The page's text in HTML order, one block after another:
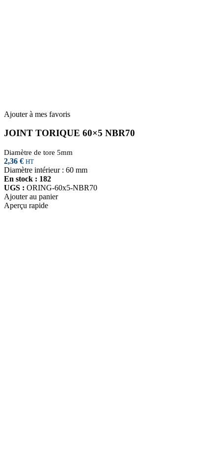
Ajouter à mes favoris
JOINT TORIQUE 60×5 NBR70
Diamètre de tore 5mm
2,36 € HT
Diamètre intérieur : 60 mm
En stock : 182
UGS : ORING-60x5-NBR70
Ajouter au panier
Aperçu rapide